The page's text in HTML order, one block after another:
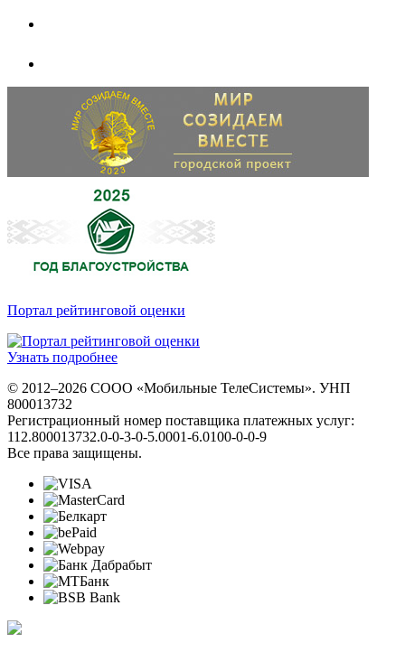
Портал рейтинговой оценки
Узнать подробнее
© 2012–2026 СООО «Мобильные ТелеСистемы». УНП
800013732
Регистрационный номер поставщика платежных услуг:
112.800013732.0-0-3-0-5.0001-6.0100-0-0-9
Все права защищены.